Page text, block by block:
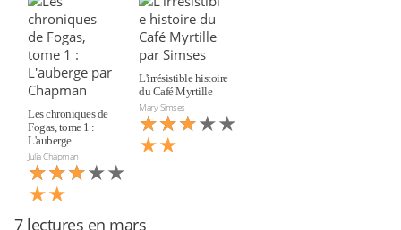
Les chroniques de
Fogas, tome 1 :
L'auberge
Julia Chapman
★★★★★
★★★
★★
L'irrésistible histoire
du Café Myrtille
Mary Simses
★★★★★
★★★
★★
7 lectures en mars